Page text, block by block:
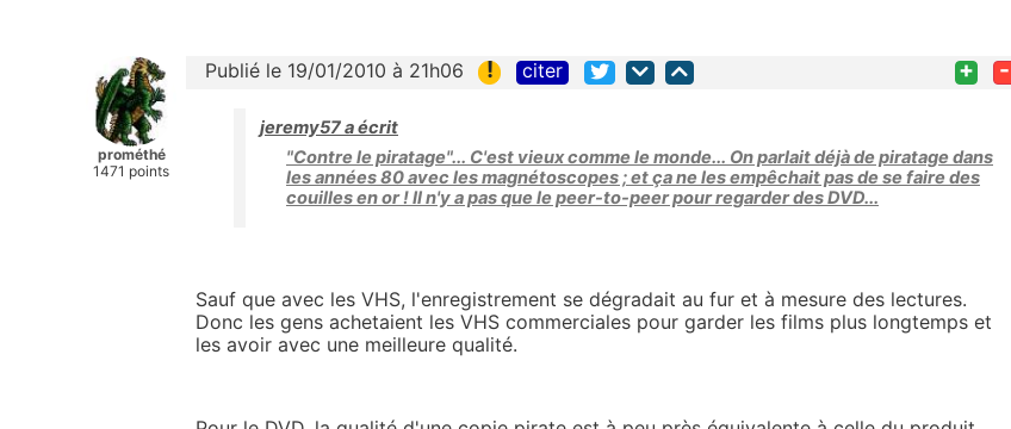
prométhé
1471 points
Publié le 19/01/2010 à 21h06 ! citer + -
jeremy57 a écrit
"Contre le piratage"... C'est vieux comme le monde... On parlait déjà de piratage dans
les années 80 avec les magnétoscopes ; et ça ne les empêchait pas de se faire des
couilles en or ! Il n'y a pas que le peer-to-peer pour regarder des DVD...
Sauf que avec les VHS, l'enregistrement se dégradait au fur et à mesure des lectures.
Donc les gens achetaient les VHS commerciales pour garder les films plus longtemps et
les avoir avec une meilleure qualité.